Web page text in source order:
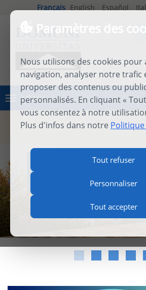
Paramètres des
Nous utilisons des cookies
navigation, analyser notre trafic
proposer des contenus ou
personnalisés. En cliquant «
vous consentez à notre
Plus d'infos dans notre
Tout refuser
Personnaliser
Tout accepter
Français English Español
MENU
INTERNATIONAL
SCHOOL 2026